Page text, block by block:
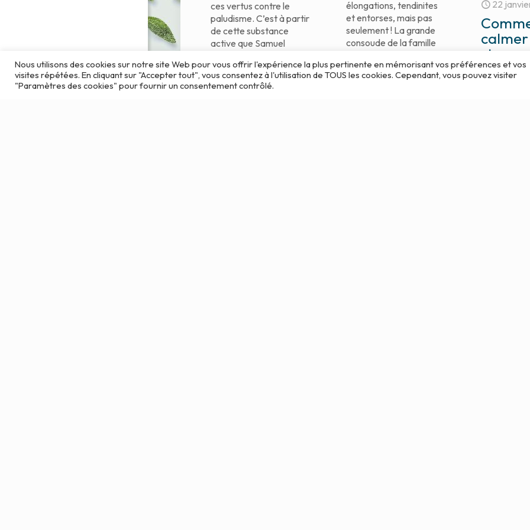
élongations, tendinites
et entorses, mais pas
seulement ! La grande
consoude de la famille
encore appelée « la
plante qui[…]
ces vertus contre le
paludisme. C’est à partir
de cette substance
active que Samuel
développé le[…]
22
calmer
stress
anxiété
Nous utilisons des cookies sur notre site Web pour vous offrir l'expérience la plus pertinente en mémorisant vos préférences et vos
visites répétées. En cliquant sur "Accepter tout", vous consentez à l'utilisation de TOUS les cookies. Cependant, vous pouvez visiter
"Paramètres des cookies" pour fournir un consentement contrôlé.